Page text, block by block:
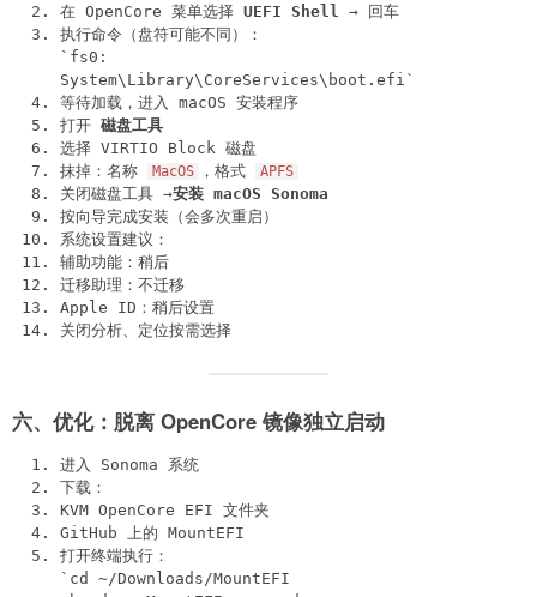
在 OpenCore 菜单选择 UEFI Shell
→ 回车
执行命令（盘符可能不同）：
`fs0:
System\Library\CoreServices\boot.efi`
等待加载，进入 macOS 安装程序
打开 磁盘工具
选择 VIRTIO Block 磁盘
抹掉：名称
MacOS ，格式 APFS
关闭磁盘工具 →安装 macOS Sonoma
按向导完成安装（会多次重启）
系统设置建议：
辅助功能：稍后
迁移助理：不迁移
Apple ID：稍后设置
关闭分析、定位按需选择
六、优化：脱离 OpenCore 镜像独立启动
进入 Sonoma 系统
下载：
KVM OpenCore EFI 文件夹
GitHub 上的 MountEFI
打开终端执行：
`cd ~/Downloads/MountEFI